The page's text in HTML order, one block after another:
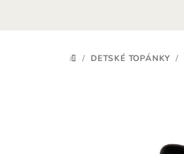
DOMOV
/ DETSKÉ TOPÁNKY /